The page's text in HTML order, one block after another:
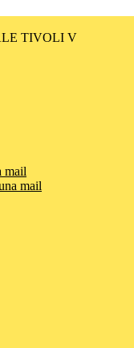
TIVOLI V
mail
mail